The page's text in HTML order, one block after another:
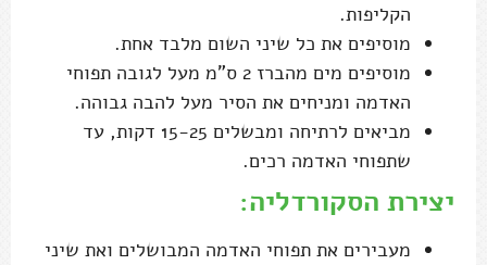
הקליפות.
מוסיפים את כל שיני השום מלבד אחת.
מוסיפים מים מהברז 2 ס"מ מעל לגובה תפוחי
האדמה ומניחים את הסיר מעל להבה גבוהה.
מביאים לרתיחה ומבשלים 15-25 דקות, עד
שתפוחי האדמה רכים.
יצירת הסקורדליה:
מעבירים את תפוחי האדמה המבושלים ואת שיני